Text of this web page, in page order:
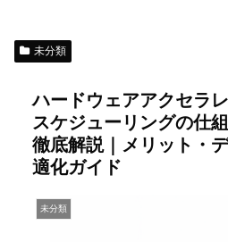
未分類
ハードウェアアクセラ
スケジューリングの仕
徹底解説｜メリット・
適化ガイド
未分類